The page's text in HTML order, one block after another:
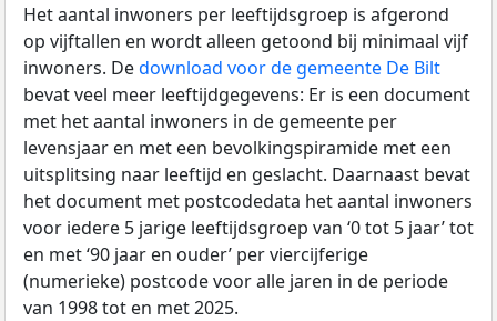
Het aantal inwoners per leeftijdsgroep is afgerond
op vijftallen en wordt alleen getoond bij minimaal vijf
inwoners. Dedownload voor de gemeente De Bilt
bevat veel meer leeftijdgegevens: Er is een document
met het aantal inwoners in de gemeente per
levensjaar en met een bevolkingspiramide met een
uitsplitsing naar leeftijd en geslacht. Daarnaast bevat
het document met postcodedata het aantal inwoners
voor iedere 5 jarige leeftijdsgroep van ‘0 tot 5 jaar’ tot
en met ‘90 jaar en ouder’ per viercijferige
(numerieke) postcode voor alle jaren in de periode
van 1998 tot en met 2025.